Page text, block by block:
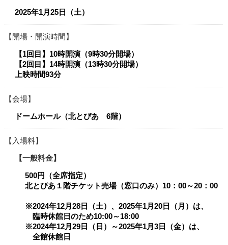
2025年1月25日（土）
開場・開演時間
【1回目】10時開演（9時30分開場）
【2回目】14時開演（13時30分開場）
上映時間93分​​
会場
ドームホール（北とぴあ 6階）
入場料
一般料金
500円（全席指定）
北とぴあ１階チケット売場（窓口のみ）10：00～20：00
※2024年12月28日（土）、2025年1月20日（月）は、
臨時休館日のため10:00～18:00
※2024年12月29日（日）～2025年1月3日（金）は、
全館休館日